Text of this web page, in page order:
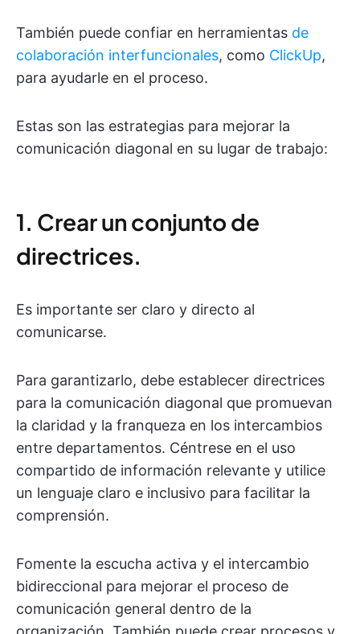
También puede confiar en herramientas de
colaboración interfuncionales, como ClickUp,
para ayudarle en el proceso.
Estas son las estrategias para mejorar la
comunicación diagonal en su lugar de trabajo:
1. Crear un conjunto de
directrices.
Es importante ser claro y directo al
comunicarse.
Para garantizarlo, debe establecer directrices
para la comunicación diagonal que promuevan
la claridad y la franqueza en los intercambios
entre departamentos. Céntrese en el uso
compartido de información relevante y utilice
un lenguaje claro e inclusivo para facilitar la
comprensión.
Fomente la escucha activa y el intercambio
bidireccional para mejorar el proceso de
comunicación general dentro de la